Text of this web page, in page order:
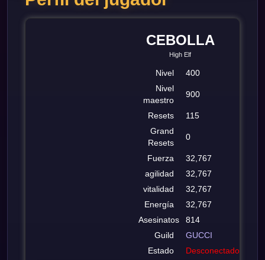
CEBOLLA
High Elf
Nivel
400
Nivel
maestro
900
Resets
115
Grand
Resets
0
Fuerza
32,767
agilidad
32,767
vitalidad
32,767
Energía
32,767
Asesinatos
814
Guild
GUCCI
Estado
Desconectado